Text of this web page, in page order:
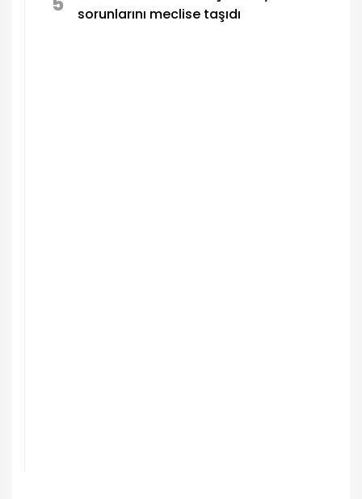
sorunlarını meclise taşıdı